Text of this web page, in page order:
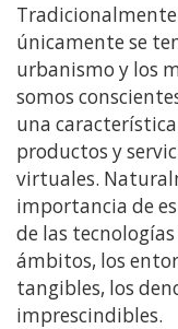
únicamente se
urbanismo y los
somos
una
productos y
virtuales.
importancia de
de las
ámbitos, los
tangibles, los
imprescindibles.